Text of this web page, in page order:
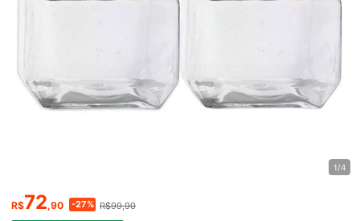
1/4
R$72,90 -27% R$99,90